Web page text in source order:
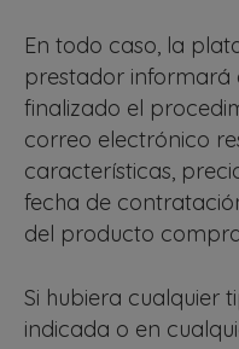
En todo caso, la
prestador informará
finalizado el
correo electrónico
características,
fecha de
del producto
Si hubiera cualquier
indicada o en